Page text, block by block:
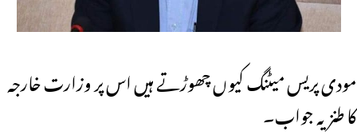
مودی پریس میٹنگ کیوں چھوڑتے ہیں اس پر وزارت خارجہ
کا طنزیہ جواب۔